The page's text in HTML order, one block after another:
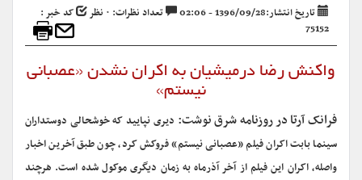
تاریخ انتشار:1396/09/28 - 02:06 تعداد نظرات: ۰ نظر
کد خبر :
75152
واکنش رضا درمیشیان به اکران نشدن «عصبانی
نیستم»
فرانک آرتا در روزنامه شرق نوشت: دیری نپایید که خوشحالی دوستداران
سینما بابت اکران فیلم «عصبانی نیستم» فروکش کرد، چون طبق آخرین اخبار
واصله، اکران این فیلم از آخر آذرماه به زمان دیگری موکول شده است. هرچند